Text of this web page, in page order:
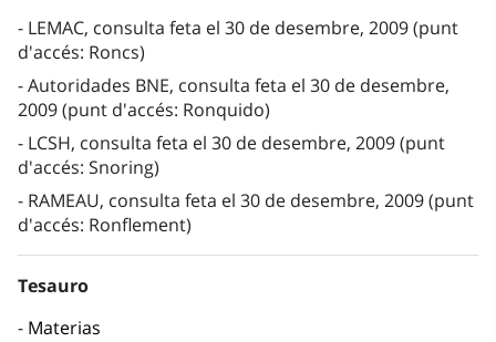
LEMAC, consulta feta el 30 de desembre, 2009 (punt
d'accés: Roncs)
Autoridades BNE, consulta feta el 30 de desembre,
2009 (punt d'accés: Ronquido)
LCSH, consulta feta el 30 de desembre, 2009 (punt
d'accés: Snoring)
RAMEAU, consulta feta el 30 de desembre, 2009 (punt
d'accés: Ronflement)
Tesauro
Materias